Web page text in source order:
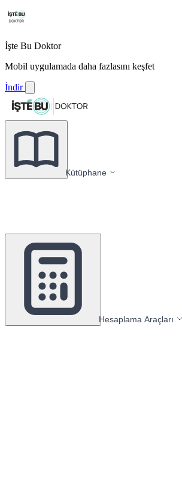
İşte Bu Doktor
Mobil uygulamada daha fazlasını keşfet
İndir
Kütüphane
Hesaplama Araçları